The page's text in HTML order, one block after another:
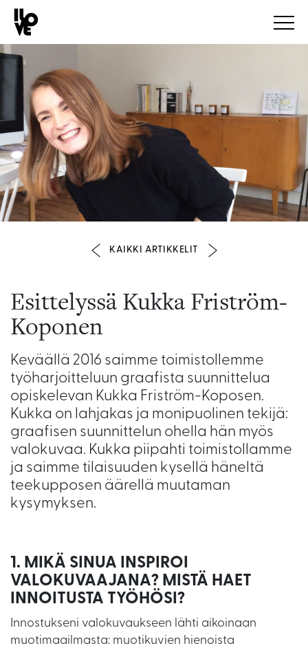
KAIKKI ARTIKKELIT
Esittelyssä Kukka Friström-
Koponen
Keväällä 2016 saimme toimistollemme
työharjoitteluun graafista suunnittelua
opiskelevan Kukka Friström-Koposen.
Kukka on lahjakas ja monipuolinen tekijä:
graafisen suunnittelun ohella hän myös
valokuvaa. Kukka piipahti toimistollamme
ja saimme tilaisuuden kysellä häneltä
teekupposen äärellä muutaman
kysymyksen.
1. MIKÄ SINUA INSPIROI
VALOKUVAAJANA? MISTÄ HAET
INNOITUSTA TYÖHÖSI?
Innostukseni valokuvaukseen lähti aikoinaan
muotimaailmasta: muotikuvien hienoista